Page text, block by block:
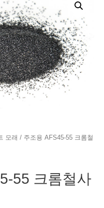
모래 / 주조용 AFS45-55 크롬철
55 크롬철사